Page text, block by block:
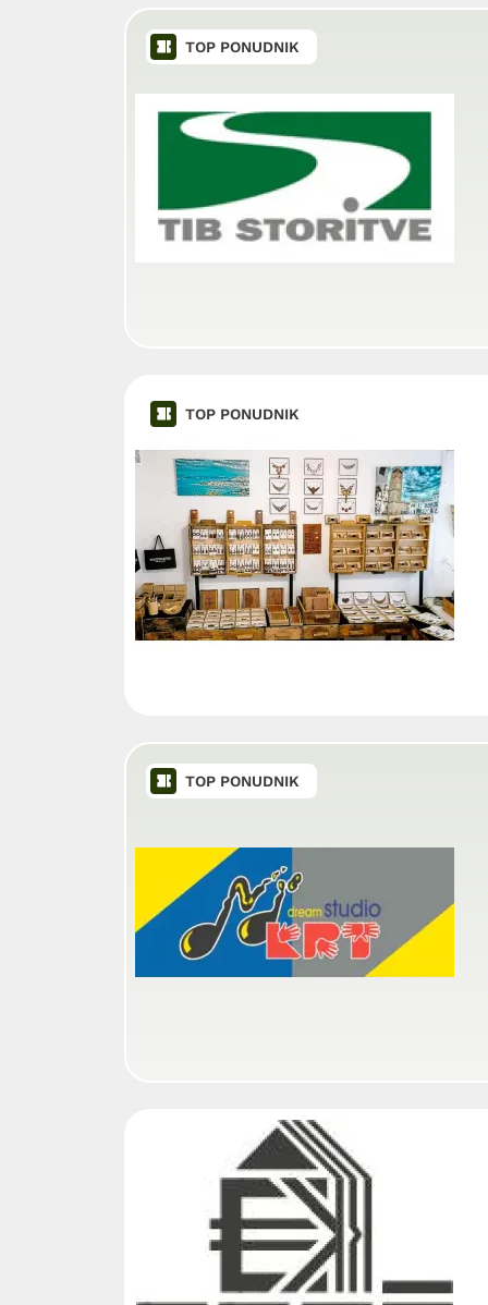
TOP PONUDNIK
TOP PONUDNIK
TOP PONUDNIK